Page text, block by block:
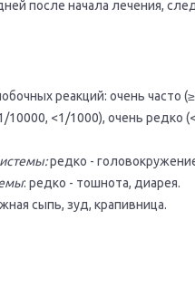
после начала лечения,
реакций: очень часто
10000, <1/1000), очень редко
редко -
: редко - тошнота, диарея.
сыпь, зуд, крапивница.